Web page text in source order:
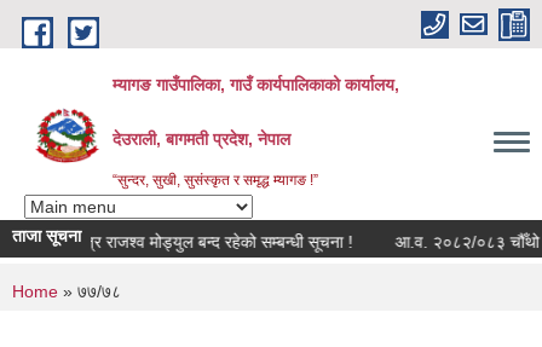
Skip to main content
म्यागङ गाउँपालिका, गाउँ कार्यपालिकाको कार्यालय,
देउराली, बागमती प्रदेश, नेपाल
“सुन्दर, सुखी, सुसंस्कृत र समृद्ध म्यागङ !”
ताजा सूचनासुत्र राजश्व मोड्युल बन्द रहेको सम्बन्धी सूचना ! आ.व. २०८२/०८३ चौँथो
You are here
Home » ७७/७८